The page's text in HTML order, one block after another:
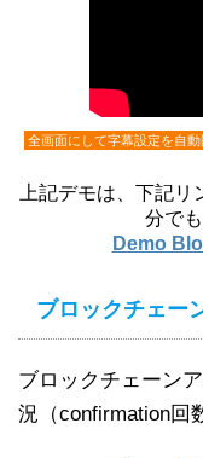
全画面にして字幕設定を自
上記デモは、下記
分で
Demo
ブロックチェー
ブロックチェーン
況（confirmation回